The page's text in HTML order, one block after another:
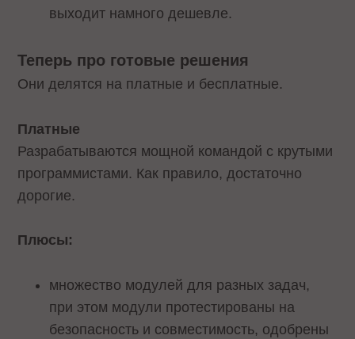
выходит намного дешевле.
Теперь про готовые решения
Они делятся на платные и бесплатные.
Платные
Разрабатываются мощной командой с крутыми
программистами. Как правило, достаточно
дорогие.
Плюсы:
множество модулей для разных задач,
при этом модули протестированы на
безопасность и совместимость, одобрены